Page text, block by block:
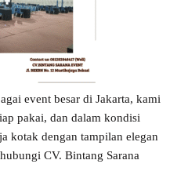
event besar di Jakarta, kami
pakai, dan dalam kondisi
kotak dengan tampilan elegan
CV. Bintang Sarana